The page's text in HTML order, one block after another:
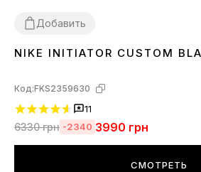
Добавить
3637 38 39 4041 42434445
NIKE INITIATOR CUSTOM
Код:FKS2359630
11
6330грн -2340 3990 грн
СМОТРЕТЬ